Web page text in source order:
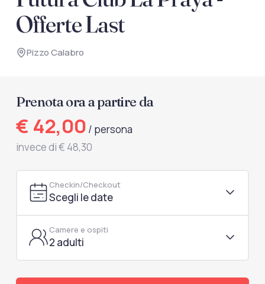
documenti di viaggio.
Accedi / Registrati
Offerte Last
Pizzo Calabro
Prenota ora a partire da
€ 42,00 / persona
invece di € 48,30
Checkin/Checkout
Scegli le date
Camere e ospiti
2 adulti